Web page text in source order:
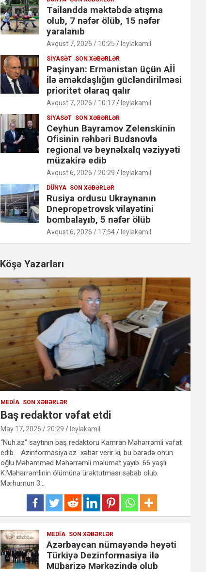
Tailandda məktəbdə atışma
olub, 7 nəfər ölüb, 15 nəfər
yaralanıb
Avqust 7, 2026 / 10:25 leylakamil
SIYASƏT SON XƏBƏRLƏR
Paşinyan: Ermənistan üçün Aİİ
ilə əməkdaşlığın gücləndirilməsi
prioritet olaraq qalır
Avqust 7, 2026 / 10:17 leylakamil
SIYASƏT SON XƏBƏRLƏR
Ceyhun Bayramov Zelenskinin
Ofisinin rəhbəri Budanovla
regional və beynəlxalq vəziyyəti
müzakirə edib
Avqust 6, 2026 / 20:29 leylakamil
DÜNYA SON XƏBƏRLƏR
Rusiya ordusu Ukraynanın
Dnepropetrovsk vilayətini
bombalayıb, 5 nəfər ölüb
Avqust 6, 2026 / 17:54 leylakamil
Köşə Yazarları
MEDIA SON XƏBƏRLƏR
Baş redaktor vəfat etdi
May 17, 2026 / 20:29 leylakamil
“Nuh.az” saytının baş redaktoru Kamran Məhərrəmli vəfat
edib. Azinformasiya.az xəbər verir ki, bu barədə onun
oğlu Məhəmməd Məhərrəmli məlumat yayıb. 66 yaşlı
K.Məhərrəmlinin ölümünə ürəktutması səbəb olub.
Mərhumun 3…
MEDIA SON XƏBƏRLƏR
Azərbaycan nümayəndə heyəti
Türkiyə Dezinformasiya ilə
Mübarizə Mərkəzində olub